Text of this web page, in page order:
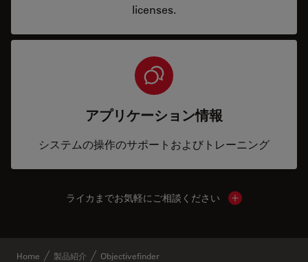
licenses.
アプリケーション情報
システムの操作のサポートおよびトレーニング
ライカまでお気軽にご相談ください Show local
Home 製品紹介 Objectivefinder